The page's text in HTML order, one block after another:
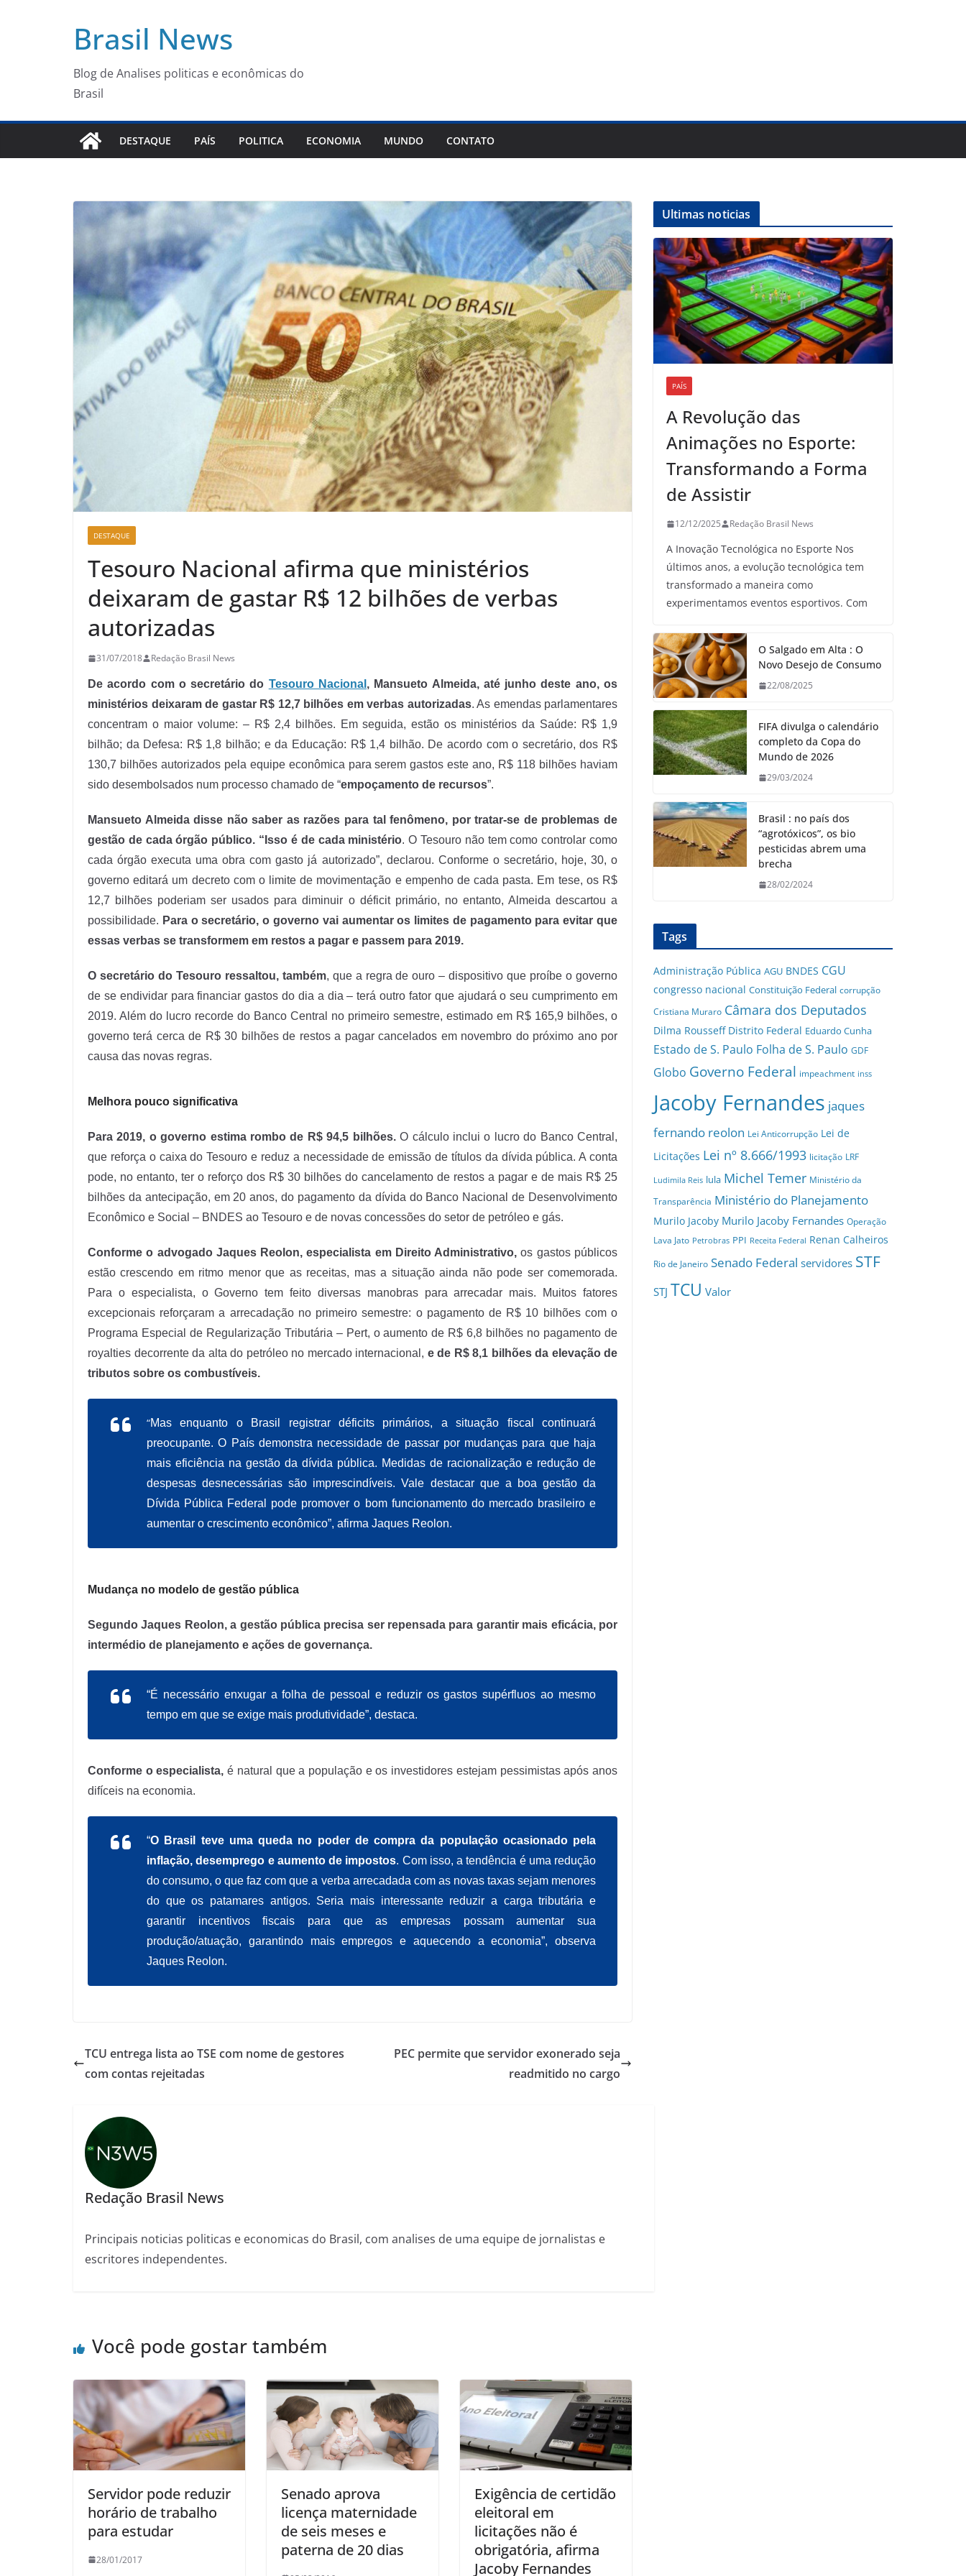
Brasil News
Blog de Analises politicas e econômicas do
Brasil
DESTAQUE PAÍS POLITICA ECONOMIA MUNDO CONTATO
DESTAQUE
Tesouro Nacional afirma que ministérios
deixaram de gastar R$ 12 bilhões de verbas
autorizadas
31/07/2018 Redação Brasil News
De acordo com o secretário do Tesouro Nacional , Mansueto Almeida, até junho deste ano, os
ministérios deixaram de gastar R$ 12,7 bilhões em verbas autorizadas. As emendas parlamentares
concentram o maior volume: – R$ 2,4 bilhões. Em seguida, estão os ministérios da Saúde: R$ 1,9
bilhão; da Defesa: R$ 1,8 bilhão; e da Educação: R$ 1,4 bilhão. De acordo com o secretário, dos R$
130,7 bilhões autorizados pela equipe econômica para serem gastos este ano, R$ 118 bilhões haviam
sido desembolsados num processo chamado de “empoçamento de recursos”.
Mansueto Almeida disse não saber as razões para tal fenômeno, por tratar-se de problemas de
gestão de cada órgão público. “Isso é de cada ministério. O Tesouro não tem como controlar como
cada órgão executa uma obra com gasto já autorizado”, declarou. Conforme o secretário, hoje, 30, o
governo editará um decreto com o limite de movimentação e empenho de cada pasta. Em tese, os R$
12,7 bilhões poderiam ser usados para diminuir o déficit primário, no entanto, Almeida descartou a
possibilidade. Para o secretário, o governo vai aumentar os limites de pagamento para evitar que
essas verbas se transformem em restos a pagar e passem para 2019.
O secretário do Tesouro ressaltou, também, que a regra de ouro – dispositivo que proíbe o governo
de se endividar para financiar gastos do dia a dia – terá outro fator que ajudará o seu cumprimento em
2019. Além do lucro recorde do Banco Central no primeiro semestre, estimado em R$ 165,9 bilhões, o
governo terá cerca de R$ 30 bilhões de restos a pagar cancelados em novembro do próximo ano por
causa das novas regras.
Melhora pouco significativa
Para 2019, o governo estima rombo de R$ 94,5 bilhões.O cálculo inclui o lucro do Banco Central,
que reforça o caixa do Tesouro e reduz a necessidade de emissão de títulos da dívida pública. A conta
pode, no entanto, ter o reforço dos R$ 30 bilhões do cancelamento de restos a pagar e de mais R$ 25
bilhões da antecipação, em 20 anos, do pagamento da dívida do Banco Nacional de Desenvolvimento
Econômico e Social – BNDES ao Tesouro e de novas concessões do setor de petróleo e gás.
Conforme o advogado Jaques Reolon, especialista em Direito Administrativo, os gastos públicos
estão crescendo em ritmo menor que as receitas, mas a situação ainda não pode ser comemorada.
Para o especialista, o Governo tem feito diversas manobras para arrecadar mais. Muitos fatores
excepcionais reforçaram a arrecadação no primeiro semestre: o pagamento de R$ 10 bilhões com o
Programa Especial de Regularização Tributária – Pert, o aumento de R$ 6,8 bilhões no pagamento de
royalties decorrente da alta do petróleo no mercado internacional, e de R$ 8,1 bilhões da elevação de
tributos sobre os combustíveis.
“Mas enquanto o Brasil registrar déficits primários, a situação fiscal continuará
preocupante. O País demonstra necessidade de passar por mudanças para que haja
mais eficiência na gestão da dívida pública. Medidas de racionalização e redução de
despesas desnecessárias são imprescindíveis. Vale destacar que a boa gestão da
Dívida Pública Federal pode promover o bom funcionamento do mercado brasileiro e
aumentar o crescimento econômico”, afirma Jaques Reolon.
Mudança no modelo de gestão pública
Segundo Jaques Reolon, a gestão pública precisa ser repensada para garantir mais eficácia, por
intermédio de planejamento e ações de governança.
“É necessário enxugar a folha de pessoal e reduzir os gastos supérfluos ao mesmo
tempo em que se exige mais produtividade”, destaca.
Conforme o especialista, é natural que a população e os investidores estejam pessimistas após anos
difíceis na economia.
“O Brasil teve uma queda no poder de compra da população ocasionado pela
inflação, desemprego e aumento de impostos. Com isso, a tendência é uma redução
do consumo, o que faz com que a verba arrecadada com as novas taxas sejam menores
do que os patamares antigos. Seria mais interessante reduzir a carga tributária e
garantir incentivos fiscais para que as empresas possam aumentar sua
produção/atuação, garantindo mais empregos e aquecendo a economia”, observa
Jaques Reolon.
TCU entrega lista ao TSE com nome de gestores
com contas rejeitadas
PEC permite que servidor exonerado seja
readmitido no cargo
Redação Brasil News
Principais noticias politicas e economicas do Brasil, com analises de uma equipe de jornalistas e
escritores independentes.
Você pode gostar também
Servidor pode reduzir
horário de trabalho
para estudar
28/01/2017
Senado aprova
licença maternidade
de seis meses e
paterna de 20 dias
Exigência de certidão
eleitoral em
licitações não é
obrigatória, afirma
Jacoby Fernandes
Ultimas noticias
PAÍS
A Revolução das
Animações no Esporte:
Transformando a Forma
de Assistir
12/12/2025 Redação Brasil News
A Inovação Tecnológica no Esporte Nos
últimos anos, a evolução tecnológica tem
transformado a maneira como
experimentamos eventos esportivos. Com
O Salgado em Alta : O
Novo Desejo de Consumo
22/08/2025
FIFA divulga o calendário
completo da Copa do
Mundo de 2026
29/03/2024
Brasil : no país dos
“agrotóxicos”, os bio
pesticidas abrem uma
brecha
28/02/2024
Tags
Administração Pública AGU BNDES CGU
congresso nacional Constituição Federal corrupção
Cristiana Muraro Câmara dos Deputados
Dilma Rousseff Distrito Federal Eduardo Cunha
Estado de S. Paulo Folha de S. Paulo GDF
Globo Governo Federal impeachment inss
Jacoby Fernandes jaques
fernando reolon Lei Anticorrupção Lei de
Licitações Lei nº 8.666/1993 licitação LRF
Ludimila Reis lula Michel Temer Ministério da
Transparência Ministério do Planejamento
Murilo Jacoby Murilo Jacoby Fernandes Operação
Lava Jato Petrobras PPI Receita Federal Renan Calheiros
Rio de Janeiro Senado Federal servidores STF
STJ TCU Valor